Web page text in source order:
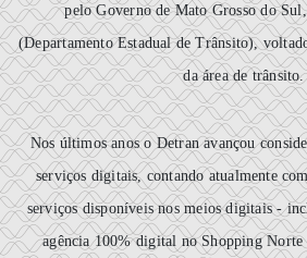
pelo Governo de Mato Grosso do
(Departamento Estadual de Trânsito),
da área de trânsito.
Nos últimos anos o Detran avançou
serviços digitais, contando atualmente
serviços disponíveis nos meios digitais -
agência 100% digital no Shopping Norte